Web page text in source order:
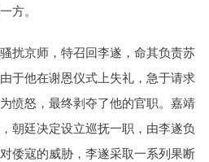
方。
扰京师，特召回李遂，命其负责苏
于他在谢恩仪式上失礼，急于请求
愤怒，最终剥夺了他的官职。嘉靖
朝廷决定设立巡抚一职，由李遂负
倭寇的威胁，李遂采取一系列果断